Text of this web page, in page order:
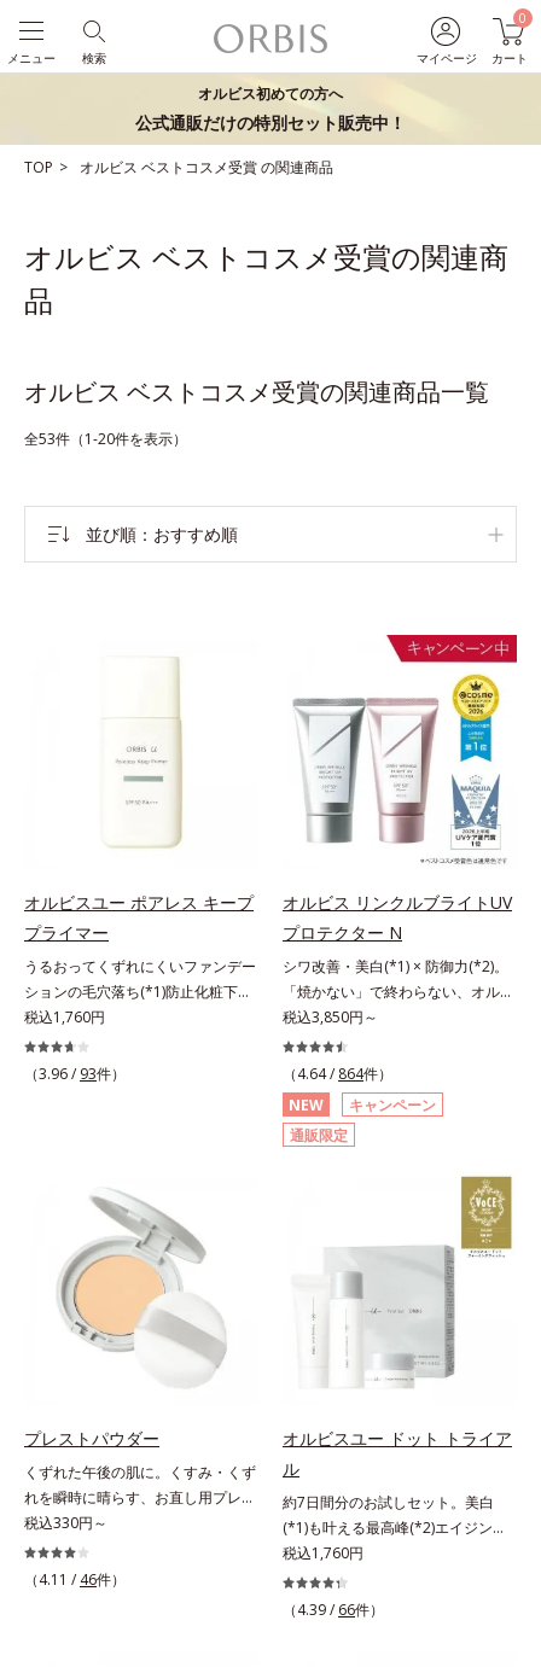
マイページ
0
カート
検索
メニュー
オルビス初めての方へ
公式通販だけの特別セット販売中！
TOP オルビス ベストコスメ受賞の関連商品
オルビス ベストコスメ受賞の関連商
品
オルビス ベストコスメ受賞の関連商品一覧
全53件（1-20件を表示）
並び順 おすすめ順
オルビスユー ポアレス キープ
プライマー
うるおってくずれにくいファンデー
ションの毛穴落ち(*1)防止化粧下
地。ファンデーションの毛穴落ち
(*1)防止化粧下地です。毛穴
1/10000サイズのマイクロカバー成
と皮脂のバランスを整え、乾燥＆ベ
タつきレスに。さらに毛穴周りの肌
にうるおいを与え、キュッと引き締
め＆ハリ感をUPさせます。また皮
脂を感知するとギュッと固まる膜を
採用。ファンデーションのくずれや
毛穴落ちを防ぎ、キレイが長持ちし
ます。軽やかにのびるリキッドが肌
ぱらないここちよい密着感で、さま
ざまなタイプのファンデと併用でき
ます。毛穴が気になる箇所への部分
使いもOK。*1 ファンデーションが
くずれて毛穴に落ちること*2 酸化
チタン配合＝カバー力向上成分*3
税込1,760円
（3.96 / 93件）
オルビス リンクルブライトUV
プロテクター N
シワ改善・美白(*1) × 防御力(*2)。
「焼かない」で終わらない、オルビ
ス最高峰(*3)日焼け止め。シワ改
善・美白(*1) × 防御力(*2)「焼かな
い」で終わらないオルビス最高峰
(*3)顔用日焼け止めです。ポーラ化
成の独自研究による、紫外線に反応
して強固な膜を形成する技術「瞬間
(*4)」を搭載。紫外線を浴びた膜が
厚く強靭に進化することで、紫外線
が強い環境でも汗やくずれから肌を
守り、美容成分(*5)の浸透を促進
(*6)します。有効成分「ナイアシン
アミド」配合。真皮のコラーゲン産
生を促進し今あるシワを改善。メラ
ニンの受け渡しを抑制することで、
プローチ。保湿成分が日中の肌にも
うるおいを与え、明るくなめらかな
肌へ導きます。さらに落ちにくくす
るとキシキシし、塗りごこちを優先
すると膜がくずれやすくなる日焼け
止めのジレンマを解消すべく試作を
重ね、落ちにくくのびのよいみずみ
税込3,850円～
（4.64 / 864件）
NEW
キャンペーン
通販限定
プレストパウダー
くずれた午後の肌に。くすみ・くず
れを瞬時に晴らす、お直し用プレス
トパウダー。くすみ・くずれを瞬時
に晴らす、お直し用のプレストパウ
ダーです。朝のメイクから時間が経
税込330円～
（4.11 / 46件）
オルビスユー ドット トライア
ル
約7日間分のお試しセット。美白
(*1)も叶える最高峰(*2)エイジング
ケア(*3)。ハリも透明感(*4)も結果
主義。年齢サイン(*5)の因子に着目
した肌科学エイジングケア(*3)シリ
税込1,760円
（4.39 / 66件）